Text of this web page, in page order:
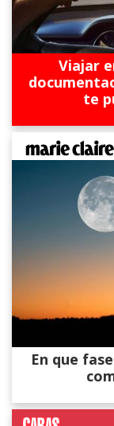
Viajar
te
En que